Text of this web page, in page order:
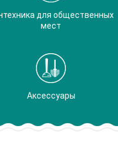
для общественных
мест
Аксессуары